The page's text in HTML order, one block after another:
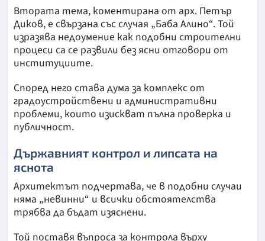
Втората тема, коментирана от арх. Петър
Диков, е свързана със случая „Баба Алино“. Той
изразява недоумение как подобни строителни
процеси са се развили без ясни отговори от
институциите.
Според него става дума за комплекс от
градоустройствени и административни
проблеми, които изискват пълна проверка и
публичност.
Държавният контрол и липсата на
яснота
Архитектът подчертава, че в подобни случаи
няма „невинни“ и всички обстоятелства
трябва да бъдат изяснени.
Той поставя въпроса за контрола върху